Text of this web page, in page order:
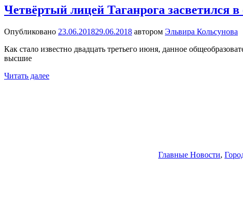
Четвёртый лицей Таганрога засветился
Опубликовано 23.06.201829.06.2018 автором Эльвира Кольсунова
Как стало известно двадцать третьего июня, данное
высшие
Читать далее
Главные Новости,